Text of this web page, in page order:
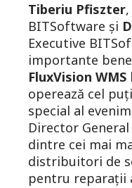
Tiberiu Pfiszter
BITSoftware și
Executive
importante
FluxVision WMS
operează cel
special al
Director General
dintre cei mai
distribuitori de
pentru reparații